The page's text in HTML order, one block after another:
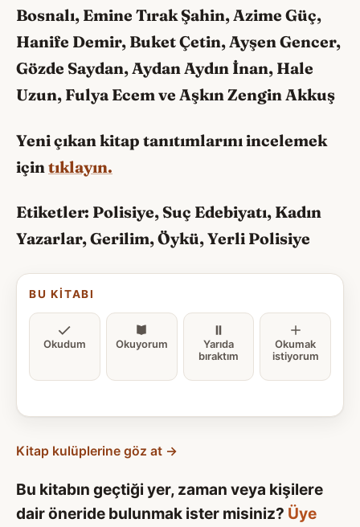
Bosnalı, Emine Tırak Şahin, Azime Güç,
Hanife Demir, Buket Çetin, Ayşen Gencer,
Gözde Saydan, Aydan Aydın İnan, Hale
Uzun, Fulya Ecem ve Aşkın Zengin Akkuş
Yeni çıkan kitap tanıtımlarını incelemek
için tıklayın.
Etiketler: Polisiye, Suç Edebiyatı, Kadın
Yazarlar, Gerilim, Öykü, Yerli Polisiye
BU KITABI
Okudum Okuyorum
Yarıda
bıraktım
Okumak
istiyorum
Kitap kulüplerine göz at →
Bu kitabın geçtiği yer, zaman veya kişilere
dair öneride bulunmak ister misiniz? Üye